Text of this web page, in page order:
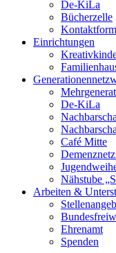
De-KiLa
Bücherzelle
Einrichtungen
De-KiLa
Café Mitte
Nähstube
Arbeiten &
Ehrenamt
Spenden